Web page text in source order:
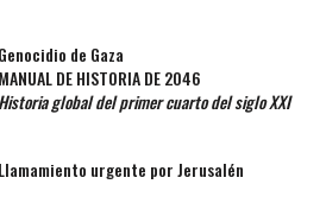
Genocidio de Gaza
MANUAL DE HISTORIA DE 2046
Historia global del primer cuarto del siglo XXI
Llamamiento urgente por Jerusalén